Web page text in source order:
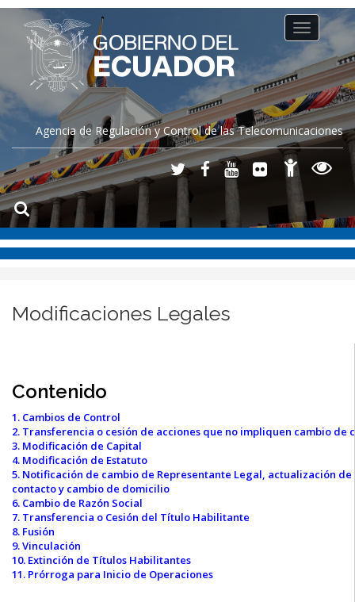
Agencia de Regulación y Control de las Telecomunicaciones
Toggle
navigation
Modificaciones Legales
Contenido
1. Cambios de Control
2. Transferencia o cesión de acciones que no impliquen cambio de
3. Modificación de Capital
4. Modificación de Estatuto
5. Notificación de cambio de Representante Legal, actualización
contacto y cambio de domicilio
6. Cambio de Razón Social
7. Transferencia o Cesión del Título Habilitante
8. Fusión
9. Vinculación
10. Extinción de Títulos Habilitantes
11. Prórroga para Inicio de Operaciones